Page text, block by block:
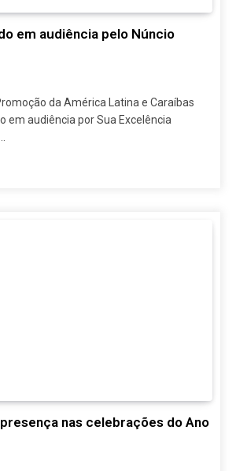
em audiência pelo Núncio
da América Latina e Caraíbas
em audiência por Sua Excelência
nas celebrações do Ano